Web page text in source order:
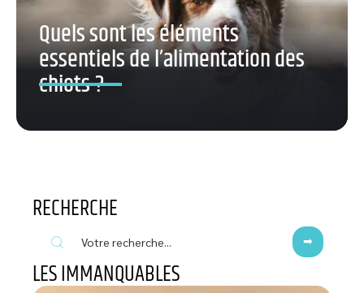
Quels sont les éléments
essentiels de l’alimentation des
chiots ?
RECHERCHE
LES IMMANQUABLES